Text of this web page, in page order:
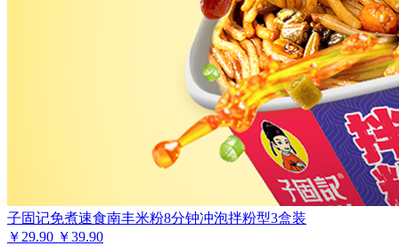
子固记免煮速食南丰米粉8分钟冲泡拌粉型3盒装
￥29.90 ￥39.90